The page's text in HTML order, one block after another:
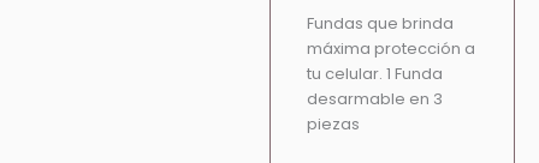
Fundas que brinda
máxima protección a
tu celular. 1 Funda
desarmable en 3
piezas